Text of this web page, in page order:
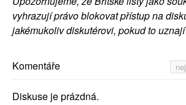
vyhrazují právo blokovat přístup na
jakémukoliv diskutérovi, pokud to
Komentáře
Diskuse je prázdná.